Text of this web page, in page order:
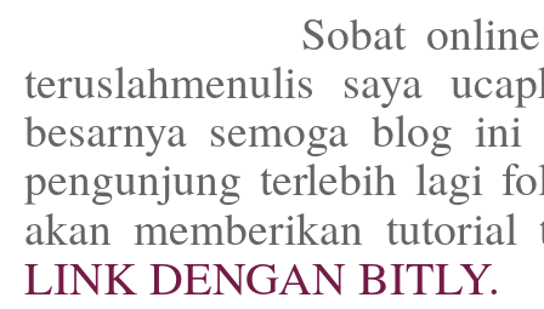
Sobat
teruslahmenulis saya
besarnya semoga blog
pengunjung terlebih lagi
akan memberikan
LINK DENGAN BITLY.